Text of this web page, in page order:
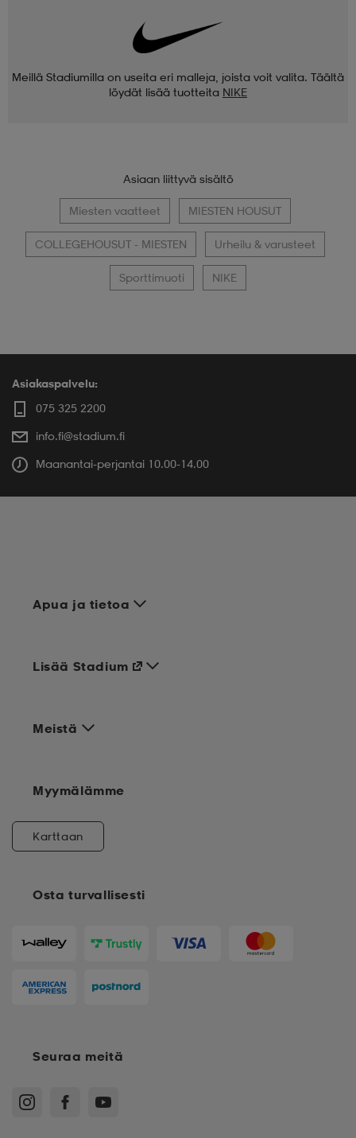
Meillä Stadiumilla on useita eri malleja, joista voit valita. Täältä
löydät lisää tuotteita NIKE
Asiaan liittyvä sisältö
Miesten vaatteet MIESTEN HOUSUT
COLLEGEHOUSUT - MIESTEN Urheilu & varusteet
Sporttimuoti NIKE
Asiakaspalvelu:
075 325 2200
info.fi@stadium.fi
Maanantai-perjantai 10.00-14.00
Apua ja tietoa
Meistä
Osta turvallisesti
Lisää Stadium
Myymälämme
Karttaan
Seuraa meitä